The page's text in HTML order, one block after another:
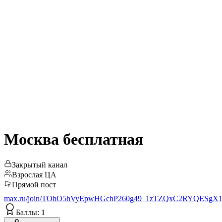
Москва бесплатная
Закрытый канал
Взрослая ЦА
Прямой пост
max.ru/join/
Баллы: 1